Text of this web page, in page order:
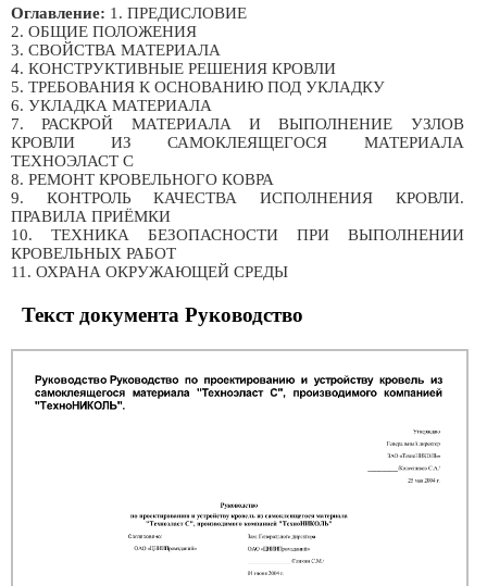
Оглавление: 1. ПРЕДИСЛОВИЕ
2. ОБЩИЕ ПОЛОЖЕНИЯ
3. СВОЙСТВА МАТЕРИАЛА
4. КОНСТРУКТИВНЫЕ РЕШЕНИЯ КРОВЛИ
5. ТРЕБОВАНИЯ К ОСНОВАНИЮ ПОД УКЛАДКУ
6. УКЛАДКА МАТЕРИАЛА
7. РАСКРОЙ МАТЕРИАЛА И ВЫПОЛНЕНИЕ УЗЛОВ
КРОВЛИ ИЗ САМОКЛЕЯЩЕГОСЯ МАТЕРИАЛА
ТЕХНОЭЛАСТ С
8. РЕМОНТ КРОВЕЛЬНОГО КОВРА
9. КОНТРОЛЬ КАЧЕСТВА ИСПОЛНЕНИЯ КРОВЛИ.
ПРАВИЛА ПРИЁМКИ
10. ТЕХНИКА БЕЗОПАСНОСТИ ПРИ ВЫПОЛНЕНИИ
КРОВЕЛЬНЫХ РАБОТ
11. ОХРАНА ОКРУЖАЮЩЕЙ СРЕДЫ
Текст документа Руководство